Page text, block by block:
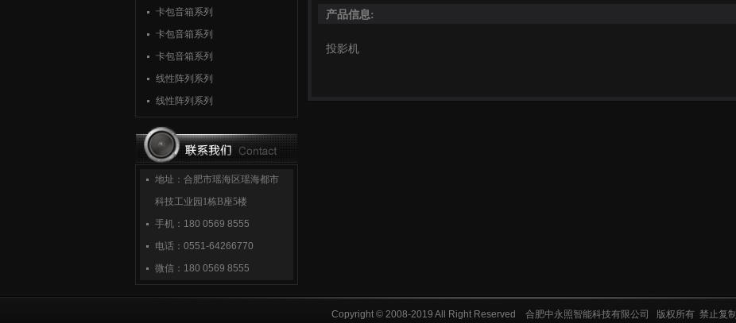
卡包音箱系列
卡包音箱系列
卡包音箱系列
线性阵列系列
线性阵列系列
地址：合肥市瑶海区瑶海都市
科技工业园1栋B座5楼
手机： 180 0569 8555
电话： 0551-64266770
微信： 180 0569 8555
产品信息:
投影机
Copyright © 2008-2019 All Right Reserved 合肥中永照智能科技有限公司 版权所有 禁止复制